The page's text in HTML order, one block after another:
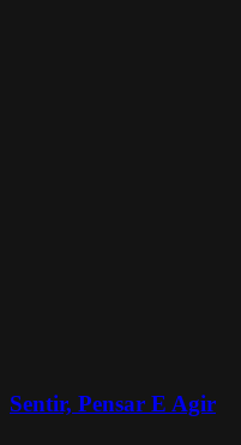
Sentir, Pensar E Agir